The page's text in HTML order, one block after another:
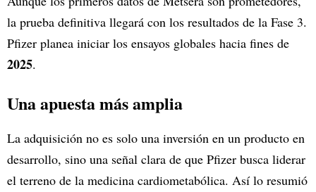
la prueba definitiva llegará con los resultados de la Fase 3.
Pfizer planea iniciar los ensayos globales hacia fines de
2025.
Una apuesta más amplia
La adquisición no es solo una inversión en un producto en
desarrollo, sino una señal clara de que Pfizer busca liderar
el terreno de la medicina cardiometabólica. Así lo resumió